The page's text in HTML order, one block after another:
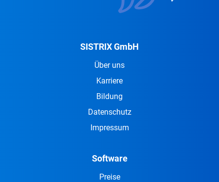
SISTRIX GmbH
Über uns
Karriere
Bildung
Datenschutz
Impressum
Software
Preise